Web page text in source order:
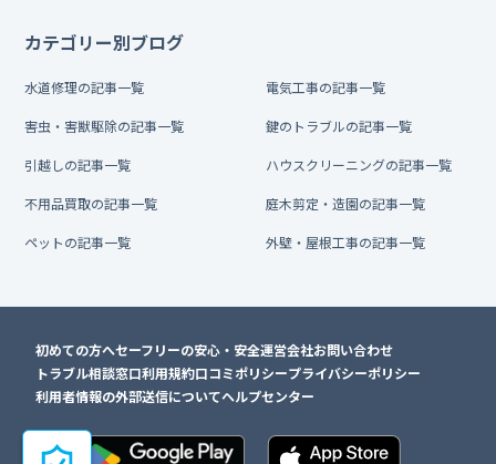
カテゴリー別ブログ
水道修理の記事一覧 電気工事の記事一覧
害虫・害獣駆除の記事一覧 鍵のトラブルの記事一覧
引越しの記事一覧 ハウスクリーニングの記事一覧
不用品買取の記事一覧 庭木剪定・造園の記事一覧
ペットの記事一覧 外壁・屋根工事の記事一覧
初めての方へセーフリーの安心・安全運営会社お問い合わせ
トラブル相談窓口利用規約口コミポリシープライバシーポリシー
利用者情報の外部送信についてヘルプセンター